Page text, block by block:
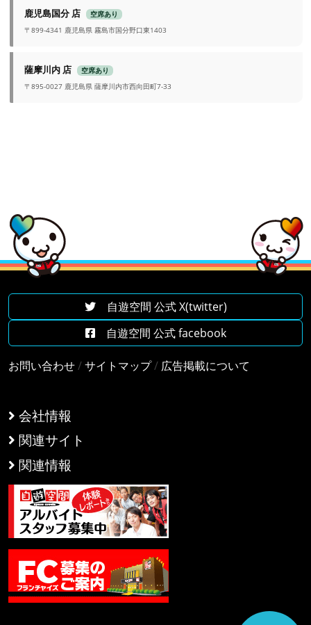
鹿児島国分 店
空席あり
〒899-4341 鹿児島県 霧島市国分野口東1403
薩摩川内 店
空席あり
〒895-0027 鹿児島県 薩摩川内市西向田町7-33
会社情報
関連サイト
関連情報
自遊空間 公式 X(twitter)
自遊空間 公式 facebook
お問い合わせ/サイトマップ/ 広告掲載について